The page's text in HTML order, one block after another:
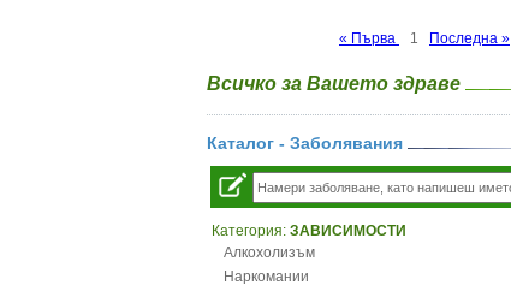
« Първа 1 Последна »
Всичко за Вашето здраве
Каталог - Заболявания
Категория: ЗАВИСИМОСТИ
Алкохолизъм
Наркомании